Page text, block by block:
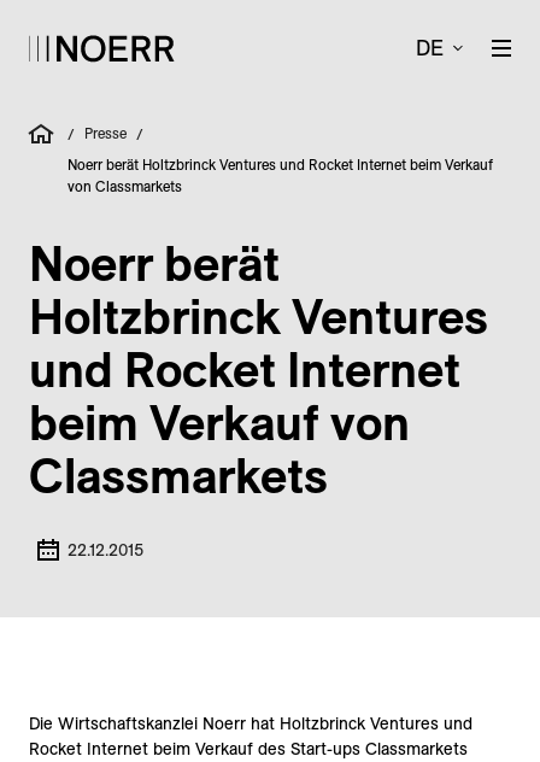
DE
/ Presse /
Noerr berät Holtzbrinck Ventures und Rocket Internet beim Verkauf
von Classmarkets
Noerr berät
Holtzbrinck Ventures
und Rocket Internet
beim Verkauf von
Classmarkets
22.12.2015
Die Wirtschaftskanzlei Noerr hat Holtzbrinck Ventures und
Rocket Internet beim Verkauf des Start-ups Classmarkets